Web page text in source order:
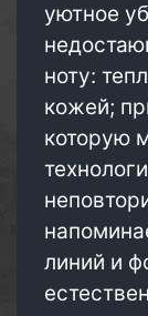
уютное
ноту:
кожей;
которую
линий и